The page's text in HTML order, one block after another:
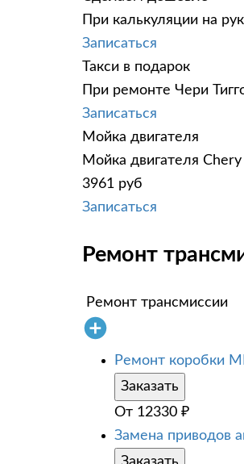
При калькуляции на
Записаться
Такси в подарок
При ремонте Чери
Записаться
Мойка двигателя
Мойка двигателя
3961 руб
Записаться
Ремонт
Ремонт трансмиссии
Ремонт коробки
Заказать
От 12330 ₽
Замена приводов